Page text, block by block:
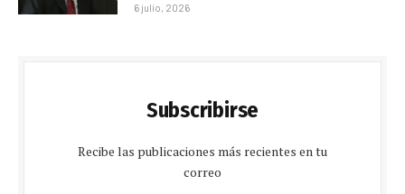
6 julio, 2026
Subscribirse
Recibe las publicaciones más recientes en tu
correo